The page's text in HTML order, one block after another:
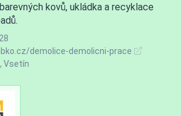
kovů, ukládka a recyklace
demolice-demolicni-prace
Vsetín